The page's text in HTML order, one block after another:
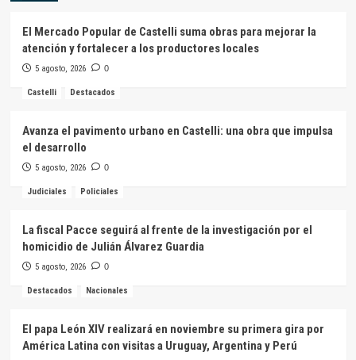
El Mercado Popular de Castelli suma obras para mejorar la
atención y fortalecer a los productores locales
5 agosto, 2026 0
Castelli Destacados
Avanza el pavimento urbano en Castelli: una obra que impulsa
el desarrollo
5 agosto, 2026 0
Judiciales Policiales
La fiscal Pacce seguirá al frente de la investigación por el
homicidio de Julián Álvarez Guardia
5 agosto, 2026 0
Destacados Nacionales
El papa León XIV realizará en noviembre su primera gira por
América Latina con visitas a Uruguay, Argentina y Perú